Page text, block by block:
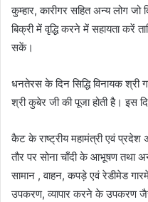
कुम्हार, कारीगर सहित अन्य लोग जो
बिक्री में वृद्धि करने में सहायता करें
सकें।
धनतेरस के दिन सिद्धि विनायक श्री
श्री कुबेर जी की पूजा होती है। इस
कैट के राष्ट्रीय महामंत्री एवं
तौर पर सोना चाँदी के आभूषण तथा
सामान , वाहन, कपड़े एवं रेडीमेड
उपकरण, व्यापार करने के उपकरण